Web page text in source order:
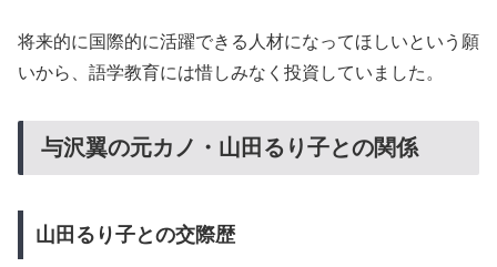
将来的に国際的に活躍できる人材になってほしいという願
いから、語学教育には惜しみなく投資していました。
与沢翼の元カノ・山田るり子との関係
山田るり子との交際歴